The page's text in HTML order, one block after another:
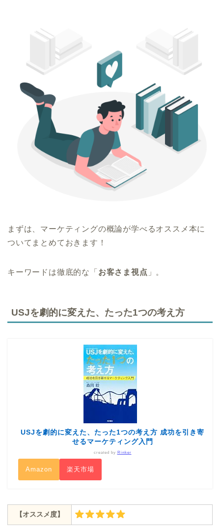
まずは、マーケティングの概論が学べるオススメ本に
ついてまとめておきます！
キーワードは徹底的な「 お客さま視点 」。
USJを劇的に変えた、たった1つの考え方
USJを劇的に変えた、たった1つの考え方 成功を引き寄
せるマーケティング入門
created by Rinker
Amazon 楽天市場
【オススメ度】